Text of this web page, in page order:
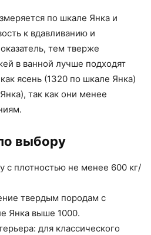
по шкале Янка и
к вдавливанию и
тем тверже
в ванной лучше подходят
ясень (1320 по шкале Янка)
так как они менее
выбору
с плотностью не менее 600 кг/
твердым породам с
Янка выше 1000.
для классического